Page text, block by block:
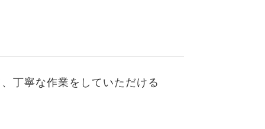
丁寧な作業をしていただける